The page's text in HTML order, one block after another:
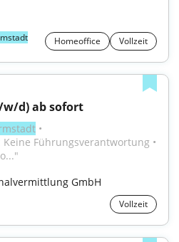
Homeoffice Vollzeit
d) ab sofort
•
Führungsverantwortung •
GmbH
Vollzeit